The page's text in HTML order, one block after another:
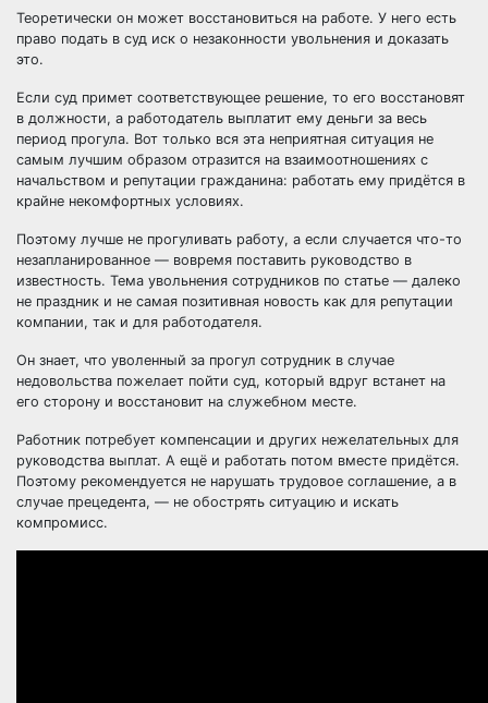
Теоретически он может восстановиться на работе. У него есть
право подать в суд иск о незаконности увольнения и доказать
это.
Если суд примет соответствующее решение, то его восстановят
в должности, а работодатель выплатит ему деньги за весь
период прогула. Вот только вся эта неприятная ситуация не
самым лучшим образом отразится на взаимоотношениях с
начальством и репутации гражданина: работать ему придётся в
крайне некомфортных условиях.
Поэтому лучше не прогуливать работу, а если случается что-то
незапланированное — вовремя поставить руководство в
известность. Тема увольнения сотрудников по статье — далеко
не праздник и не самая позитивная новость как для репутации
компании, так и для работодателя.
Он знает, что уволенный за прогул сотрудник в случае
недовольства пожелает пойти суд, который вдруг встанет на
его сторону и восстановит на служебном месте.
Работник потребует компенсации и других нежелательных для
руководства выплат. А ещё и работать потом вместе придётся.
Поэтому рекомендуется не нарушать трудовое соглашение, а в
случае прецедента, — не обострять ситуацию и искать
компромисс.